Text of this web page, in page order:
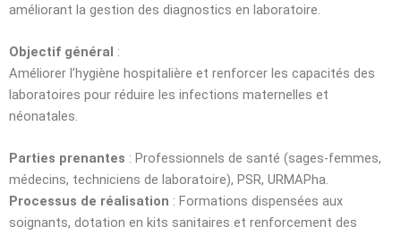
améliorant la gestion des diagnostics en laboratoire.
Objectif général :
Améliorer l’hygiène hospitalière et renforcer les capacités des
laboratoires pour réduire les infections maternelles et
néonatales.
Parties prenantes : Professionnels de santé (sages-femmes,
médecins, techniciens de laboratoire), PSR, URMAPha.
Processus de réalisation : Formations dispensées aux
soignants, dotation en kits sanitaires et renforcement des